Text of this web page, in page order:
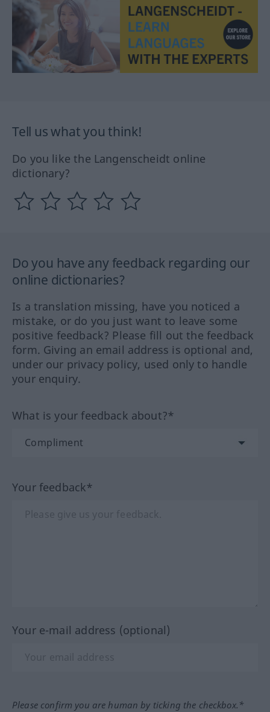
Tell us what you think!
Do you like the Langenscheidt online
dictionary?
Do you have any feedback regarding our
online dictionaries?
Is a translation missing, have you noticed a
mistake, or do you just want to leave some
positive feedback? Please fill out the feedback
form. Giving an email address is optional and,
under our privacy policy, used only to handle
your enquiry.
What is your feedback about?*
Your feedback*
Your e-mail address (optional)
Please confirm you are human by ticking the checkbox.*